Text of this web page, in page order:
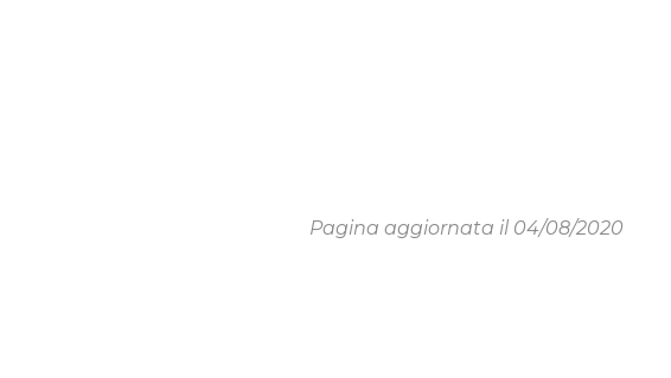
Pagina aggiornata il 04/08/2020